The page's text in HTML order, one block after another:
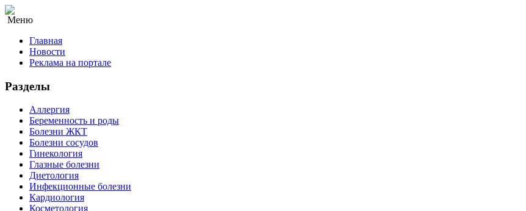
Меню
Главная
Новости
Реклама на портале
Разделы
Аллергия
Беременность и роды
Болезни ЖКТ
Болезни сосудов
Гинекология
Глазные болезни
Диетология
Инфекционные болезни
Кардиология
Косметология